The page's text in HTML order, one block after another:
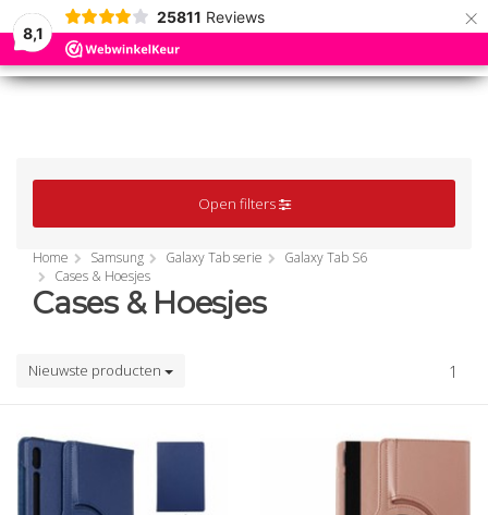
8,1
25811 Reviews ×
MENU
MENU
Open filters
Home Samsung Galaxy Tab serie
Galaxy Tab S6
Cases & Hoesjes
Cases & Hoesjes
Nieuwste producten 1